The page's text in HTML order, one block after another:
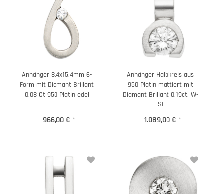
Anhänger 8,4x15,4mm 6-
Form mit Diamant Brillant
0,08 Ct 950 Platin edel
966,00 € *
Anhänger Halbkreis aus
950 Platin mattiert mit
Diamant Brillant 0,19ct. W-
SI
1.089,00 € *